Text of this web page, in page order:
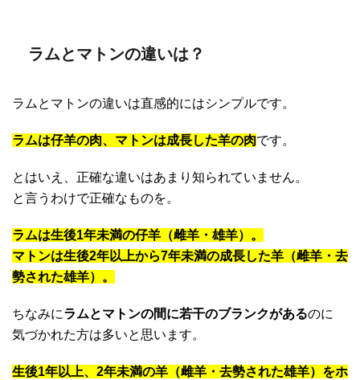
ラムとマトンの違いは？
ラムとマトンの違いは直感的にはシンプルです。
ラムは仔羊の肉、マトンは成長した羊の肉です。
とはいえ、正確な違いはあまり知られていません。
と言うわけで正確なものを。
ラムは生後1年未満の仔羊（雌羊・雄羊）。
マトンは生後2年以上から7年未満の成長した羊（雌羊・去
勢された雄羊）。
ちなみにラムとマトンの間に若干のブランクがあるのに
気づかれた方は多いと思います。
生後1年以上、2年未満の羊（雌羊・去勢された雄羊）をホ